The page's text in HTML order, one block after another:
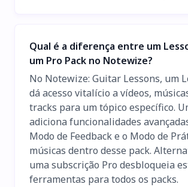
Qual é a diferença entre um
um Pro Pack no Notewize?
No Notewize: Guitar Lessons, um
dá acesso vitalício a vídeos,
tracks para um tópico específico.
adiciona funcionalidades
Modo de Feedback e o Modo de
músicas dentro desse pack.
uma subscrição Pro desbloqueia
ferramentas para todos os packs.